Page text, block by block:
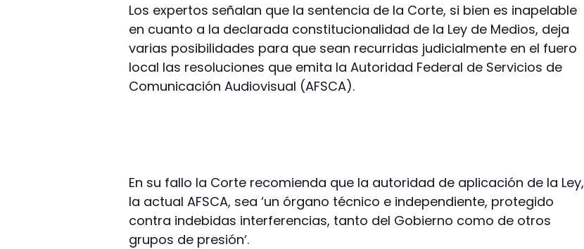
Los expertos señalan que la sentencia de la Corte, si bien es inapelable
en cuanto a la declarada constitucionalidad de la Ley de Medios, deja
varias posibilidades para que sean recurridas judicialmente en el fuero
local las resoluciones que emita la Autoridad Federal de Servicios de
Comunicación Audiovisual (AFSCA).
En su fallo la Corte recomienda que la autoridad de aplicación de la Ley,
la actual AFSCA, sea ‘un órgano técnico e independiente, protegido
contra indebidas interferencias, tanto del Gobierno como de otros
grupos de presión‘.